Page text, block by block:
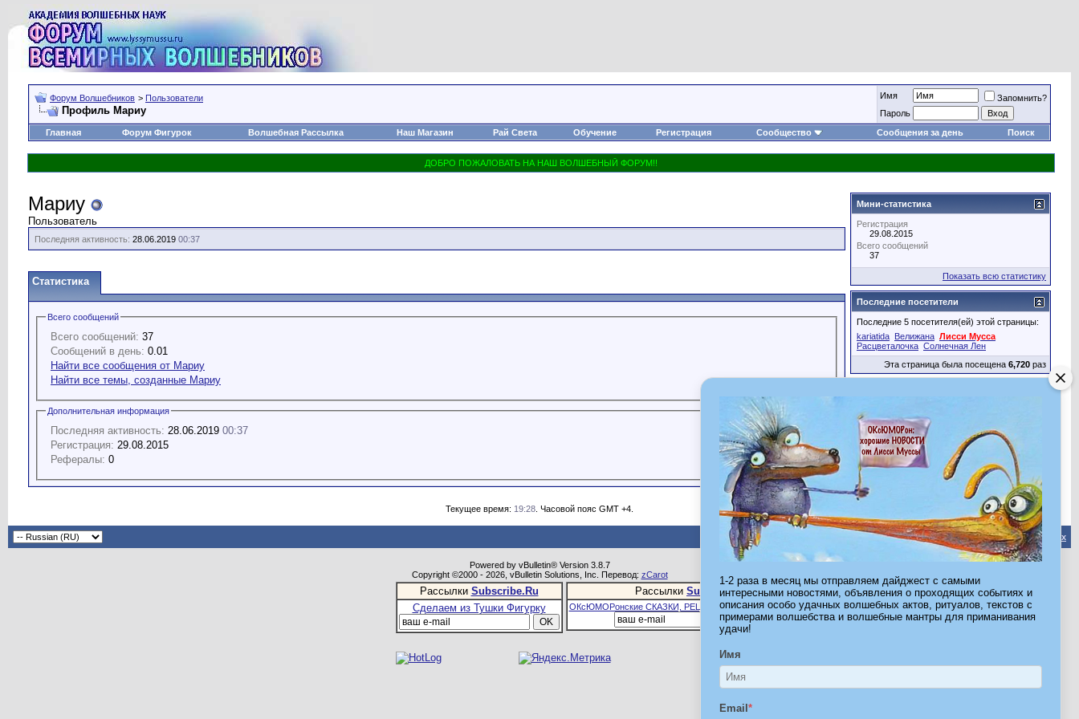
1-2 раза в месяц мы отправляем дайджест с самыми
интересными новостями, объявления о проходящих событиях и
описания особо удачных волшебных актов, ритуалов, текстов с
примерами волшебства и волшебные мантры для приманивания
удачи!
Имя
Email *
Форум Волшебников > Пользователи
Профиль Мариу
Имя
Запомнить?
Пароль
Главная
Форум Фигурок Волшебная Рассылка Наш Магазин Рай Света Обучение Регистрация Сообщество Сообщения за день Поиск
Мариу
Пользователь
Последняя активность: 28.06.2019 00:37
Статистика
Всего сообщений
Всего сообщений: 37
Сообщений в день: 0.01
Найти все сообщения от Мариу
Найти все темы, созданные Мариу
Дополнительная информация
Последняя активность: 28.06.2019 00:37
Регистрация: 29.08.2015
Рефералы: 0
Мини-статистика
Регистрация
29.08.2015
Всего сообщений
37
Показать всю статистику
Последние посетители
Последние 5 посетителя(ей) этой страницы:
kariatida Велижана Лисси Мусса
Расцветалочка Солнечная Лен
Эта страница была посещена 6,720 раз
Текущее время: 19:28 . Часовой пояс GMT +4.
Обратная связь-Форум Волшебников-Архив-Вверх
Powered by vBulletin® Version 3.8.7
Copyright ©2000 - 2026, vBulletin Solutions, Inc. Перевод: zCarot
Рассылки Subscribe.Ru
Сделаем из Тушки Фигурку
Рассылки Subscribe.Ru
ОКсЮМОРонские СКАЗКИ, РЕЦЕПТЫ И ШТУЧКИ ДЛЯ ВСЕХ